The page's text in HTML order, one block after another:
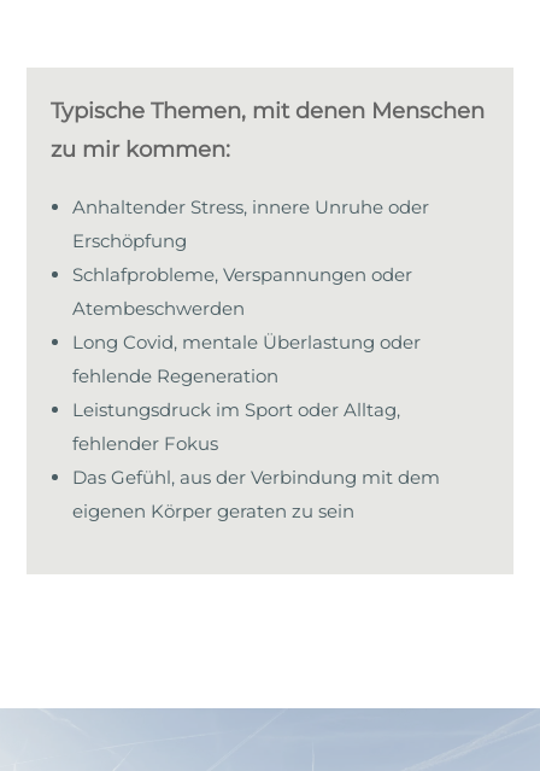
Typische Themen, mit denen Menschen
zu mir kommen:
Anhaltender Stress, innere Unruhe oder
Erschöpfung
Schlafprobleme, Verspannungen oder
Atembeschwerden
Long Covid, mentale Überlastung oder
fehlende Regeneration
Leistungsdruck im Sport oder Alltag,
fehlender Fokus
Das Gefühl, aus der Verbindung mit dem
eigenen Körper geraten zu sein